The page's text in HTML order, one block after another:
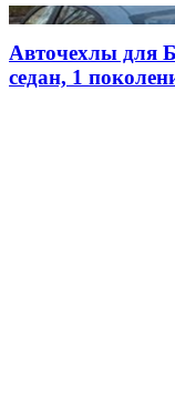
Авточехлы для
седан, 1